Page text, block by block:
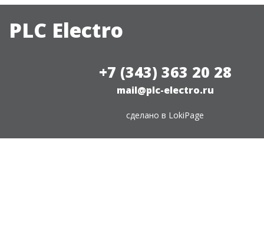
PLC Electro
+7 (343) 363 20 28
mail@plc-electro.ru
сделано в LokiPage